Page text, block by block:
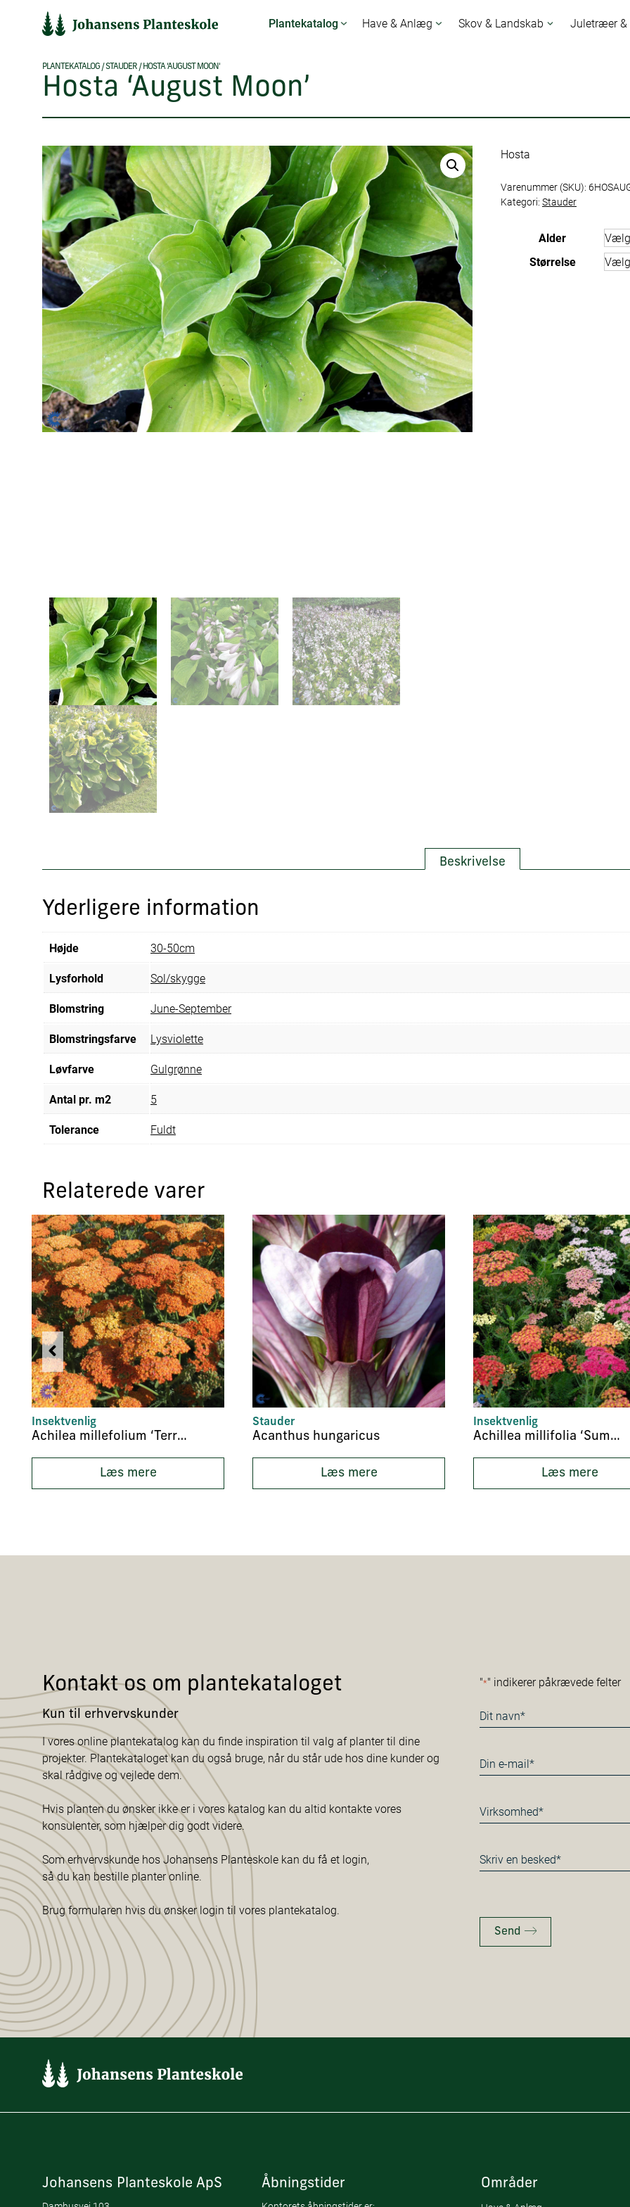
Plantekatalog Have & Anlæg Skov & Landskab Juletræer &
PLANTEKATALOG/STAUDER / HOSTA ‘AUGUST MOON’
Hosta ‘August Moon’
Hosta
Varenummer (SKU):
Kategori: Stauder
Alder
Størrelse
Beskrivelse
Yderligere information
Højde 30-50cm
Lysforhold Sol/skygge
Blomstring June-September
Blomstringsfarve Lysviolette
Løvfarve Gulgrønne
Antal pr. m2 5
Tolerance Fuldt
Relaterede varer
Insektvenlig
Achilea millefolium ‘Terracotta’
Læs mere
Stauder
Acanthus hungaricus
Læs mere
Insektvenlig
Achillea millifolia ‘Summer Pastels’
Læs mere
Kontakt os om plantekataloget
Kun til erhvervskunder
I vores online plantekatalog kan du finde inspiration til valg af planter til dine
projekter. Plantekataloget kan du også bruge, når du står ude hos dine kunder og
skal rådgive og vejlede dem.
Hvis planten du ønsker ikke er i vores katalog kan du altid kontakte vores
konsulenter, som hjælper dig godt videre.
Som erhvervskunde hos Johansens Planteskole kan du få et login,
så du kan bestille planter online.
Brug formularen hvis du ønsker login til vores plantekatalog.
"*" indikerer påkrævede felter
Navn
*
E-
mail
Virksomhed*
*
Besked
*
Send
Johansens Planteskole ApS Åbningstider Områder